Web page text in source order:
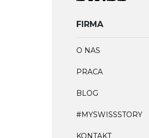
FIRMA
O NAS
PRACA
BLOG
#MYSWISSSTORY
KONTAKT